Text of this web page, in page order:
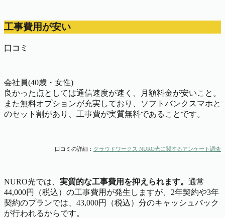
工事費用が安い
口コミ
会社員(40歳・女性)
良かった点としては通信速度が速く、月額料金が安いこと。
また無料オプションが充実しており、ソフトバンクスマホと
のセット割があり、工事費が実質無料であることです。
口コミの詳細： クラウドワークス NURO光に関するアンケート調査
NURO光では、 実質的な工事費用を抑えられます。 通常
44,000円（税込）の工事費用が発生しますが、2年契約や3年
契約のプランでは、43,000円（税込）分のキャッシュバック
が行われるからです。